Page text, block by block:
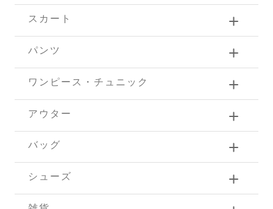
スカート
パンツ
ワンピース・チュニック
アウター
バッグ
シューズ